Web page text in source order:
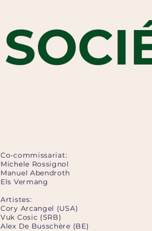
Co-commissariat:
Michele Rossignol
Manuel Abendroth
Els Vermang
Artistes:
Cory Arcangel (USA)
Vuk Cosic (SRB)
Alex De Busschère (BE)